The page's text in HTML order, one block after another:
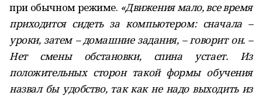
при обычном режиме. «Движения мало, все время
приходится сидеть за компьютером: сначала –
уроки, затем – домашние задания, – говорит он. –
Нет смены обстановки, спина устает. Из
положительных сторон такой формы обучения
назвал бы удобство, так как не надо выходить из